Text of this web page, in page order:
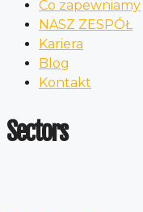
Co zapewniamy
NASZ ZESPÓŁ
Kariera
Blog
Kontakt
Sectors